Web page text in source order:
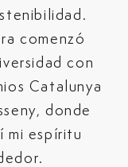
comenzó
con
Catalunya
donde
mi espíritu